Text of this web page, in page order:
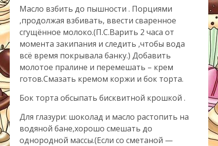
Масло взбить до пышности . Порциями
,продолжая взбивать, ввести сваренное
сгущённое молоко.(П.С.Варить 2 часа от
момента закипания и следить ,чтобы вода
всё время покрывала банку.) Добавить
молотое пралине и перемешать – крем
готов.Смазать кремом коржи и бок торта.
Бок торта обсыпать бисквитной крошкой .
Для глазури: шоколад и масло растопить на
водяной бане,хорошо смешать до
однородной массы.(Если со сметаной —